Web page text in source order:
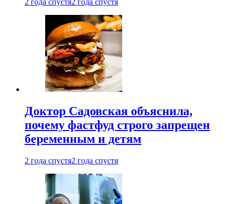
2 года спустя2 года спустя
Доктор Садовская объяснила,
почему фастфуд строго запрещен
беременным и детям
2 года спустя2 года спустя